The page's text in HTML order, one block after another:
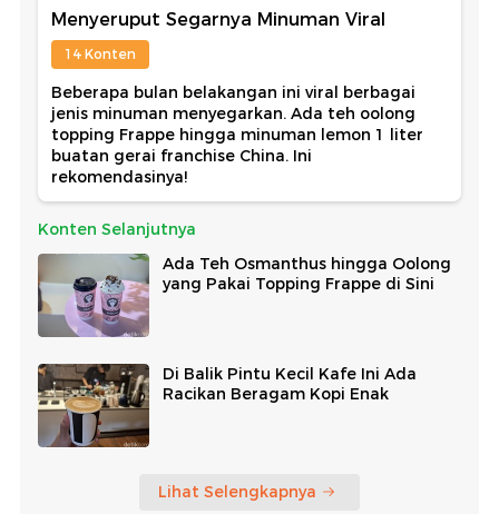
Menyeruput Segarnya Minuman Viral
14 Konten
Beberapa bulan belakangan ini viral berbagai
jenis minuman menyegarkan. Ada teh oolong
topping Frappe hingga minuman lemon 1 liter
buatan gerai franchise China. Ini
rekomendasinya!
Konten Selanjutnya
Ada Teh Osmanthus hingga Oolong
yang Pakai Topping Frappe di Sini
Di Balik Pintu Kecil Kafe Ini Ada
Racikan Beragam Kopi Enak
Lihat Selengkapnya